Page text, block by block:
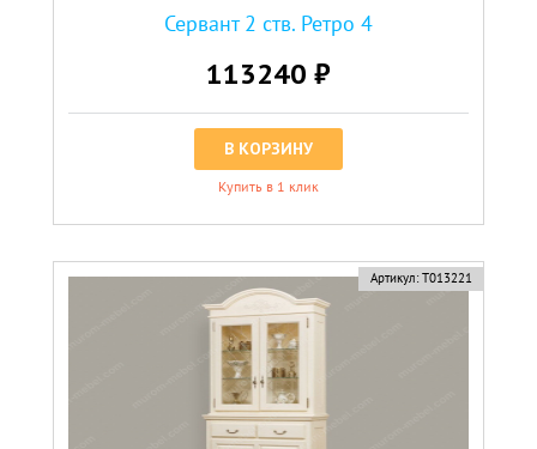
Сервант 2 ств. Ретро 4
113240 ₽
В КОРЗИНУ
Купить в 1 клик
Артикул: Т013221